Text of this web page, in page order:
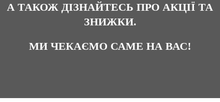
А ТАКОЖ ДІЗНАЙТЕСЬ ПРО АКЦІЇ ТА
ЗНИЖКИ.
МИ ЧЕКАЄМО САМЕ НА ВАС!